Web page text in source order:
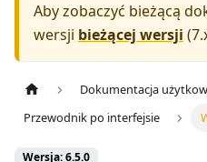
Aby zobaczyć bieżącą
wersji bieżącej wersji (
Dokumentacja
Przewodnik po interfejsie
Wersja: 6.5.0